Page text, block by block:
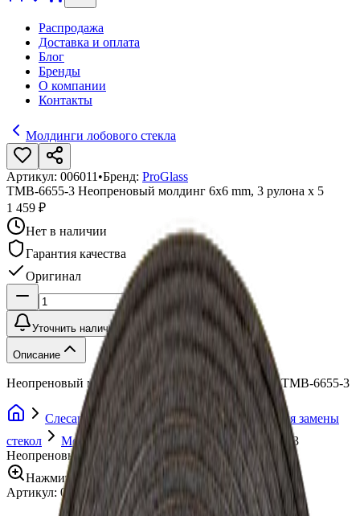
Распродажа
Доставка и оплата
Блог
Бренды
О компании
Контакты
Молдинги лобового стекла
Артикул: 006011 •Бренд: ProGlass
TMB-6655-3 Неопреновый молдинг 6x6 mm, 3 рулона х 5
1 459 ₽
Нет в наличии
Гарантия качества
Оригинал
Уточнить наличие
Описание
Неопреновый молдинг 6x6 mm, 3 рулона х 5,5 m, TMB-6655-3
Слесарный инструмент
Оборудование для замены
стекол
Молдинги лобового стекла
TMB-6655-3
Неопреновый молдинг 6x6 mm, 3 рулона х 5
Нажмите для увеличения
Артикул: 006011 Бренд: ProGlass